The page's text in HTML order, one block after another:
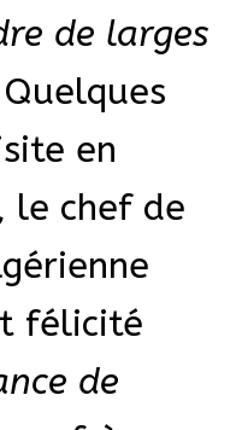
de larges
en
le chef de
félicité
de